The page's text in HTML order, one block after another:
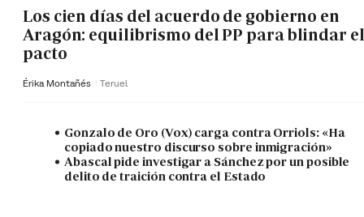
Los cien días del acuerdo de gobierno en
Aragón: equilibrismo del PP para blindar el
pacto
Érika Montañés Teruel
Gonzalo de Oro (Vox) carga contra Orriols: «Ha
copiado nuestro discurso sobre inmigración»
Abascal pide investigar a Sánchez por un posible
delito de traición contra el Estado